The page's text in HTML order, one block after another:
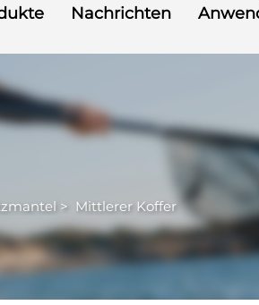
Nachrichten
> Mittlerer Koffer